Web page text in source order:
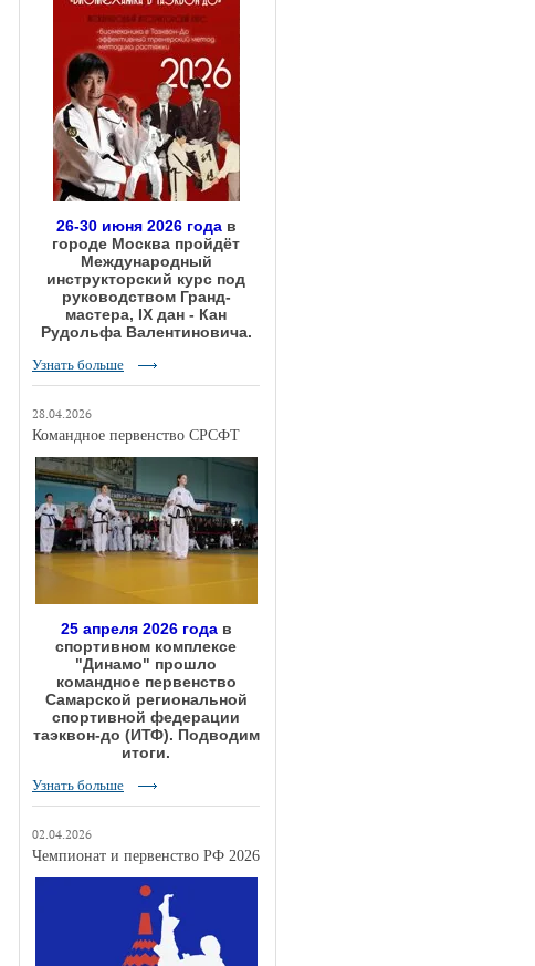
26-30 июня 2026 годав
городе Москва пройдёт
Международный
инструкторский курс под
руководством Гранд-
мастера, IX дан - Кан
Рудольфа Валентиновича.
Узнать больше
28.04.2026
Командное первенство СРСФТ
25 апреля 2026 годав
спортивном комплексе
"Динамо" прошло
командное первенство
Самарской региональной
спортивной федерации
таэквон-до (ИТФ). Подводим
итоги.
Узнать больше
02.04.2026
Чемпионат и первенство РФ 2026